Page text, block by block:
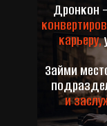
Дронкон
карьеру,
Займи
и